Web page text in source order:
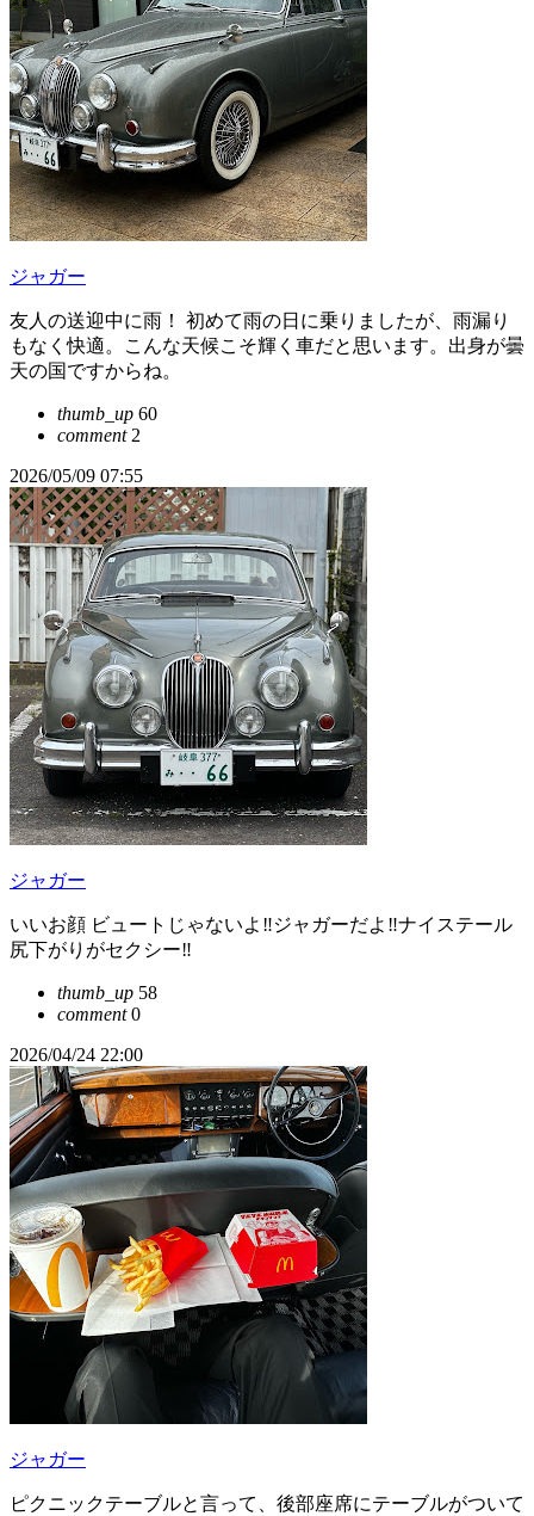
ジャガー
友人の送迎中に雨！ 初めて雨の日に乗りましたが、雨漏り
もなく快適。こんな天候こそ輝く車だと思います。出身が曇
天の国ですからね。
thumb_up 60
comment2
2026/05/09 07:55
ジャガー
いいお顔 ビュートじゃないよ‼️ジャガーだよ‼️ナイステール
尻下がりがセクシー‼️
thumb_up 58
comment0
2026/04/24 22:00
ジャガー
ピクニックテーブルと言って、後部座席にテーブルがついて